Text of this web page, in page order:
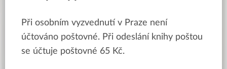
Při osobním vyzvednutí v Praze není
účtováno poštovné. Při odeslání knihy poštou
se účtuje poštovné 65 Kč.